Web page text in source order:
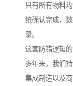
只有所有物料
统确认完成，
录。
这套防错逻辑
多年来，我们
集成制造以及